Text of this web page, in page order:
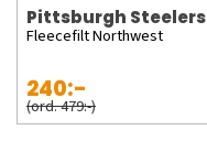
Pittsburgh Steelers
Fleecefilt Northwest
240:-
(ord. 479:-)